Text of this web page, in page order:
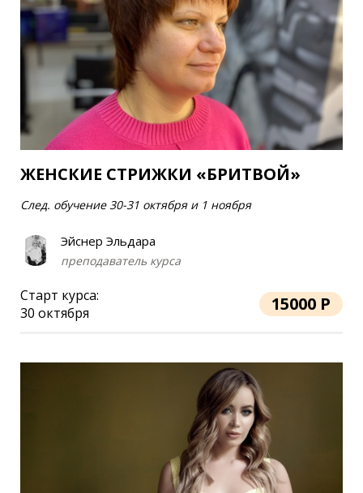
ЖЕНСКИЕ СТРИЖКИ «БРИТВОЙ»
След. обучение 30-31 октября и 1 ноября
Эйснер Эльдара
преподаватель курса
Старт курса:
30 октября
15000 Р